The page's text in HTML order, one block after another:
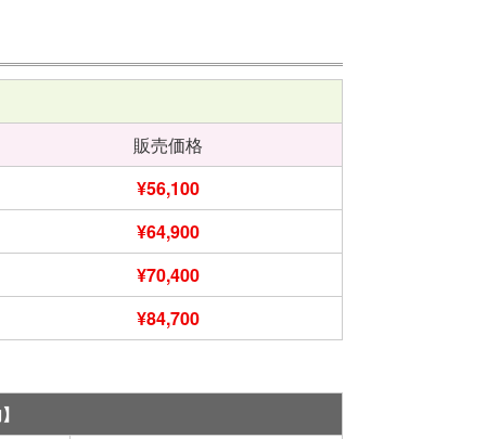
販売価格
¥56,100
¥64,900
¥70,400
¥84,700